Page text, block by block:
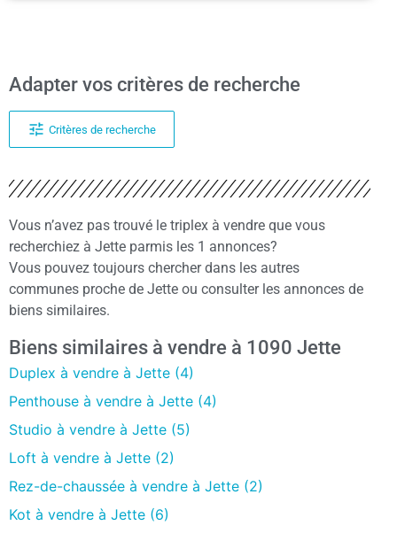
Adapter vos critères de recherche
Critères de recherche
Vous n’avez pas trouvé le triplex à vendre que vous
recherchiez à Jette parmis les 1 annonces?
Vous pouvez toujours chercher dans les autres
communes proche de Jette ou consulter les annonces de
biens similaires.
Biens similaires à vendre à 1090 Jette
Duplex à vendre à Jette (4)
Penthouse à vendre à Jette (4)
Studio à vendre à Jette (5)
Loft à vendre à Jette (2)
Rez-de-chaussée à vendre à Jette (2)
Kot à vendre à Jette (6)